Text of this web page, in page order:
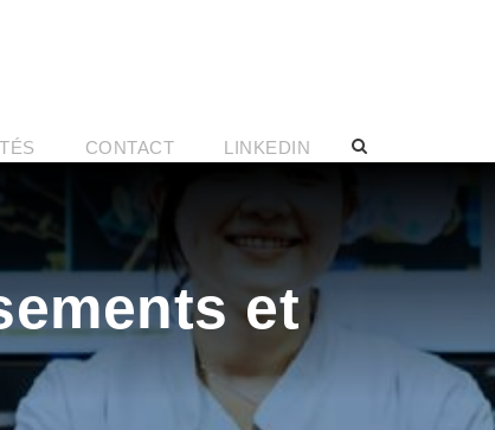
CONTACT LINKEDIN
et